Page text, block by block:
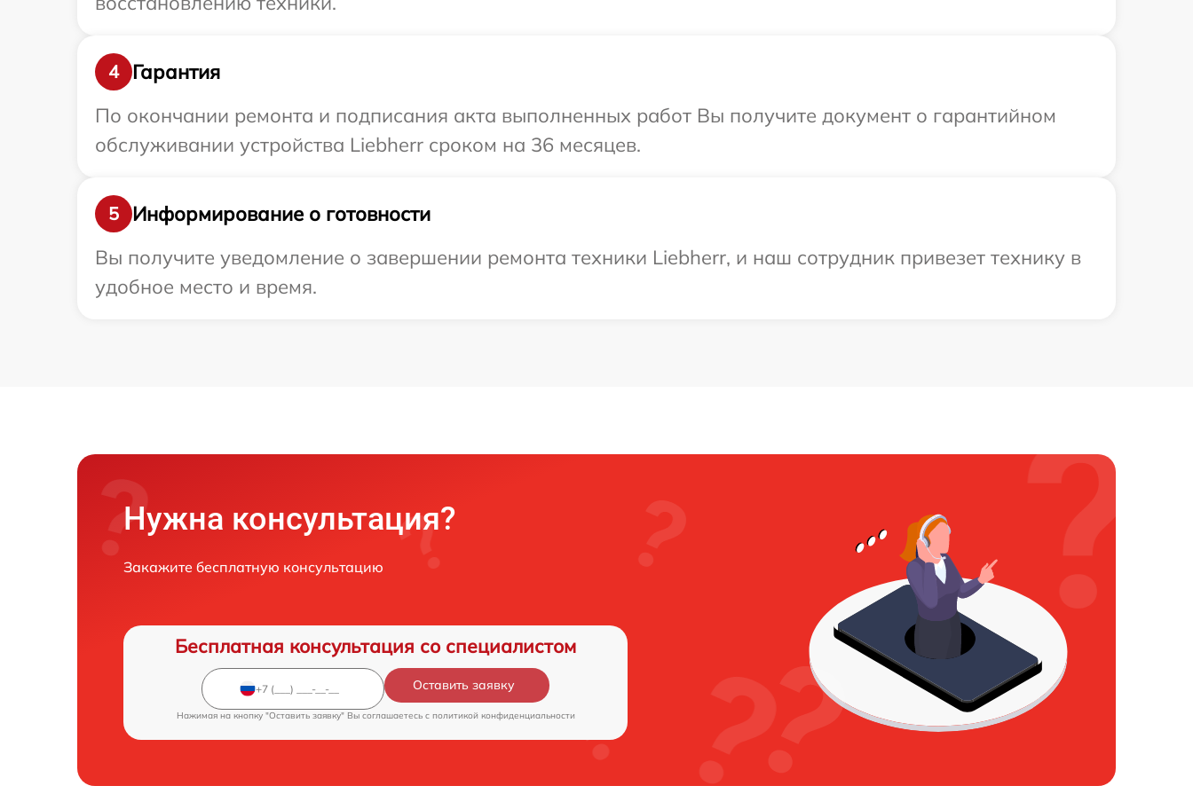
4
Гарантия
По окончании ремонта и подписания акта выполненных работ Вы получите документ о гарантийном
обслуживании устройства Liebherr сроком на 36 месяцев.
5
Информирование о готовности
Вы получите уведомление о завершении ремонта техники Liebherr, и наш сотрудник привезет технику в
удобное место и время.
Нужна консультация?
Закажите бесплатную консультацию
Бесплатная консультация со специалистом
Оставить заявку
Нажимая на кнопку "Оставить заявку" Вы соглашаетесь c политикой конфиденциальности